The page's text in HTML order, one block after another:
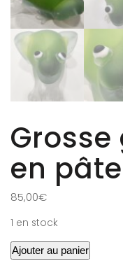
en
85,00€
1 en stock
Ajouter au panier